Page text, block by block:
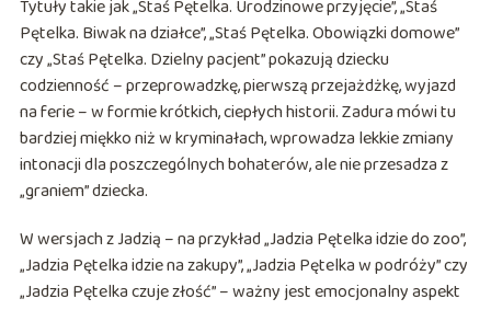
Tytuły takie jak „Staś Pętelka. Urodzinowe przyjęcie”, „Staś
Pętelka. Biwak na działce”, „Staś Pętelka. Obowiązki domowe”
czy „Staś Pętelka. Dzielny pacjent” pokazują dziecku
codzienność – przeprowadzkę, pierwszą przejażdżkę, wyjazd
na ferie – w formie krótkich, ciepłych historii. Zadura mówi tu
bardziej miękko niż w kryminałach, wprowadza lekkie zmiany
intonacji dla poszczególnych bohaterów, ale nie przesadza z
„graniem” dziecka.
W wersjach z Jadzią – na przykład „Jadzia Pętelka idzie do zoo”,
„Jadzia Pętelka idzie na zakupy”, „Jadzia Pętelka w podróży” czy
„Jadzia Pętelka czuje złość” – ważny jest emocjonalny aspekt